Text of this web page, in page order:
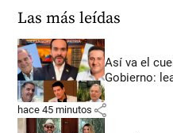
Las más leídas
Así va el
Gobierno:
hace 45 minutos share